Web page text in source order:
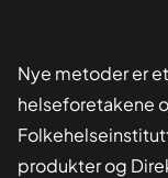
Nye metoder er
helseforetakene
produkter og